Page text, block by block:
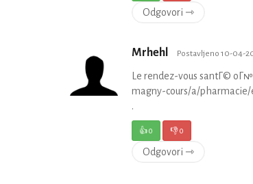
Odgovori ⇾
Mrhehl Postavljeno 10-04-
Le rendez-vous santГ©
magny-cours/a/
.
👍0 👎0
Odgovori ⇾